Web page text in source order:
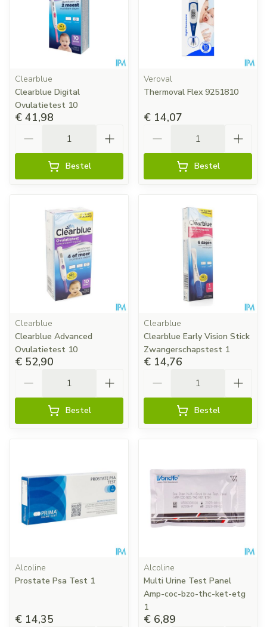
Clearblue
Clearblue Digital
Ovulatietest 10
€ 41,98
Bestel
Veroval
Thermoval Flex 9251810
€ 14,07
Bestel
Clearblue
Clearblue Advanced
Ovulatietest 10
€ 52,90
Bestel
Clearblue
Clearblue Early Vision Stick
Zwangerschapstest 1
€ 14,76
Bestel
Alcoline
Prostate Psa Test 1
€ 14,35
Alcoline
Multi Urine Test Panel
Amp-coc-bzo-thc-ket-etg
1
€ 6,89